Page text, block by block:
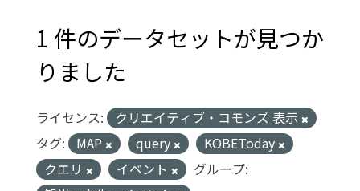
1 件のデータセットが見つか
りました
ライセンス:
クリエイティブ・コモンズ 表示
タグ:
MAP query
KOBEToday
クエリ
イベント
グループ: